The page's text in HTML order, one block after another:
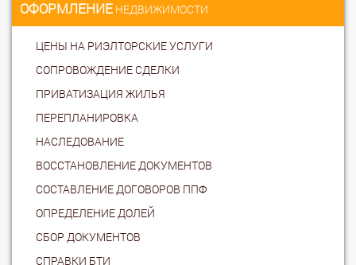
ОФОРМЛЕНИЕ НЕДВИЖИМОСТИ
ЦЕНЫ НА РИЭЛТОРСКИЕ УСЛУГИ
СОПРОВОЖДЕНИЕ СДЕЛКИ
ПРИВАТИЗАЦИЯ ЖИЛЬЯ
ПЕРЕПЛАНИРОВКА
НАСЛЕДОВАНИЕ
ВОССТАНОВЛЕНИЕ ДОКУМЕНТОВ
СОСТАВЛЕНИЕ ДОГОВОРОВ ППФ
ОПРЕДЕЛЕНИЕ ДОЛЕЙ
СБОР ДОКУМЕНТОВ
СПРАВКИ БТИ